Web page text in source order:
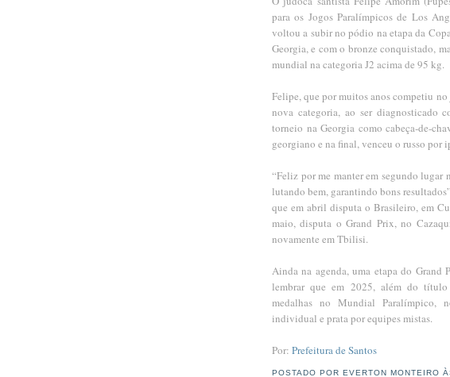
para os Jogos Paralímpicos de Los
voltou a subir no pódio na etapa da
Georgia, e com o bronze conquistado,
mundial na categoria J2 acima de 95 kg.
Felipe, que por muitos anos competiu
nova categoria, ao ser diagnosticado
torneio na Georgia como cabeça-de-
georgiano e na final, venceu o russo por
“Feliz por me manter em segundo
lutando bem, garantindo bons
que em abril disputa o Brasileiro, em
maio, disputa o Grand Prix, no
novamente em Tbilisi.
Ainda na agenda, uma etapa do Grand
lembrar que em 2025, além do
medalhas no Mundial Paralímpico,
individual e prata por equipes mistas.
Por: Prefeitura de Santos
POSTADO POR EVERTON MONTEIRO